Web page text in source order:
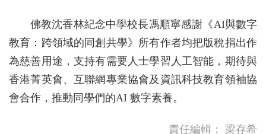
佛教沈香林紀念中學校長馮順寧感謝《AI與數字
教育：跨領域的同創共學》所有作者均把版稅捐出作
為慈善用途，支持有需要人士學習人工智能，期待與
香港菁英會、互聯網專業協會及資訊科技教育領袖協
會合作，推動同學們的AI 數字素養。
責任編輯： 梁存希